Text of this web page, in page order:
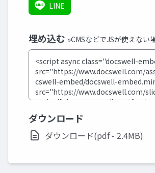
LINE
埋め込む »CMSなどでJSが使えない
ダウンロード
ダウンロード(pdf - 2.4MB)